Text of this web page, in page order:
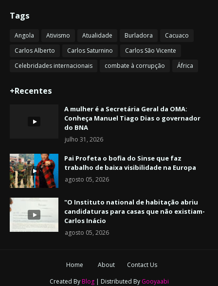
Tags
Angola Ativismo Atualidade Burladora
Cacuaco
Carlos Alberto
Carlos Saturnino
Carlos São Vicente
Celebridades internacionais
combate à corrupção África
+Recentes
A mulher é a Secretária Geral da OMA:
Conheça Manuel Tiago Dias o governador
do BNA
julho 31, 2026
Pai Profeta o bofia do Sinse que faz
trabalho de baixa visibilidade na Europa
agosto 05, 2026
"O Instituto national de habitação abriu
candidaturas para casas que não existiam-
Carlos Inácio
agosto 05, 2026
Home About
Contact Us
Created By Blog| Distributed By Gooyaabi